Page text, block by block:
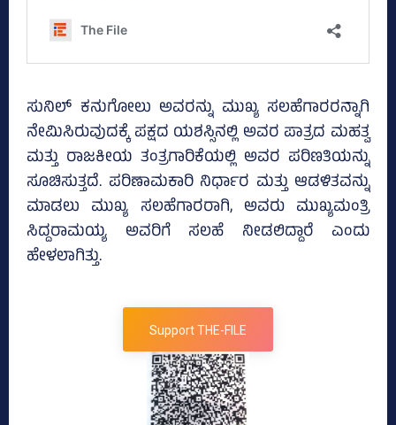
ಸುನಿಲ್ ಕನುಗೋಲು ಅವರನ್ನು ಮುಖ್ಯ ಸಲಹೆಗಾರರನ್ನಾಗಿ
ನೇಮಿಸಿರುವುದಕ್ಕೆ ಪಕ್ಷದ ಯಶಸ್ಸಿನಲ್ಲಿ ಅವರ ಪಾತ್ರದ ಮಹತ್ವ
ಮತ್ತು ರಾಜಕೀಯ ತಂತ್ರಗಾರಿಕೆಯಲ್ಲಿ ಅವರ ಪರಿಣತಿಯನ್ನು
ಸೂಚಿಸುತ್ತದೆ. ಪರಿಣಾಮಕಾರಿ ನಿರ್ಧಾರ ಮತ್ತು ಆಡಳಿತವನ್ನು
ಮಾಡಲು ಮುಖ್ಯ ಸಲಹೆಗಾರರಾಗಿ, ಅವರು ಮುಖ್ಯಮಂತ್ರಿ
ಸಿದ್ದರಾಮಯ್ಯ ಅವರಿಗೆ ಸಲಹೆ ನೀಡಲಿದ್ದಾರೆ ಎಂದು
ಹೇಳಲಾಗಿತ್ತು.
Support THE-FILE